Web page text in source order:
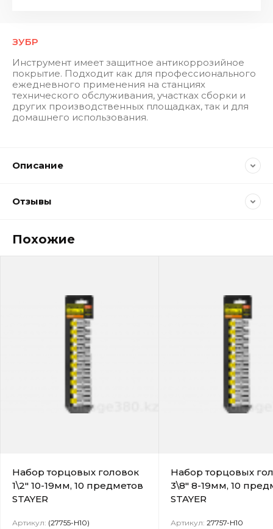
ЗУБР
Инструмент имеет защитное антикоррозийное
покрытие. Подходит как для профессионального
ежедневного применения на станциях
технического обслуживания, участках сборки и
других производственных площадках, так и для
домашнего использования.
Описание
Отзывы
Похожие
Набор торцовых головок
1\2" 10-19мм, 10 предметов
STAYER
Артикул: (27755-H10)
Набор торцовых
3\8" 8-19мм, 10
STAYER
Артикул: 27757-H10